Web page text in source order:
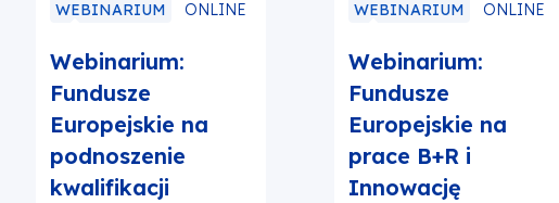
WEBINARIUM ONLINE
Webinarium:
Fundusze
Europejskie na
podnoszenie
kwalifikacji
WEBINARIUM ONLINE
Webinarium:
Fundusze
Europejskie na
prace B+R i
Innowację